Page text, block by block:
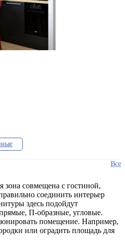
Модульные модели
С фотопечатью
Все
зона совмещена с гостиной,
соединить интерьер
здесь подойдут
П-образные, угловые.
помещение. Например,
или оградить площадь для